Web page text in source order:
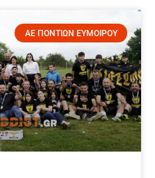
ΑΕ ΠΟΝΤΙΩΝ ΕΥΜΟΙΡΟΥ